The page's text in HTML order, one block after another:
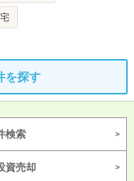
を探す
検索
資売却